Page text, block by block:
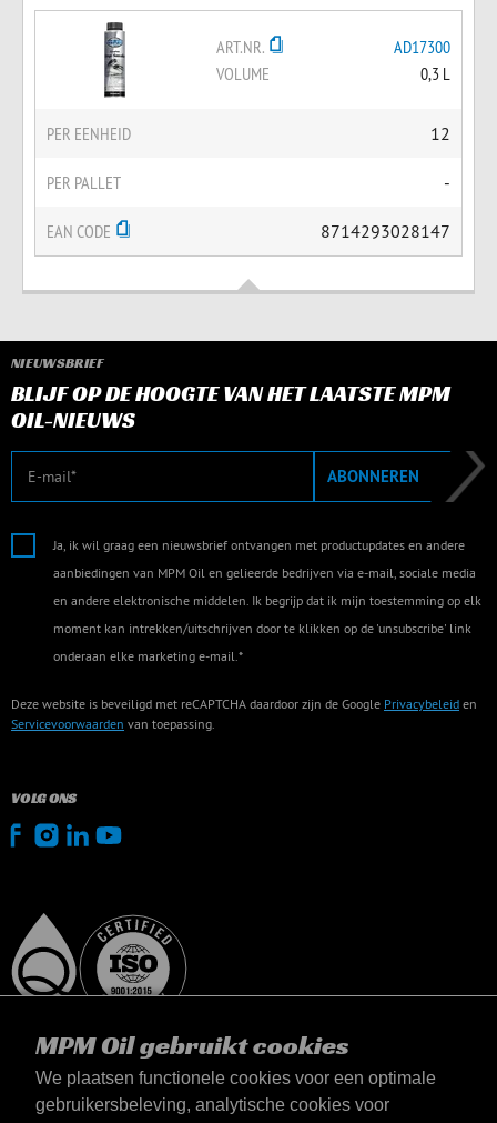
MPM Oil gebruikt cookies
We plaatsen functionele cookies voor een optimale
gebruikersbeleving, analytische cookies voor
ART.NR.
AD17300
VOLUME
0,3 L
PER EENHEID 12
PER PALLET -
EAN CODE 8714293028147
NIEUWSBRIEF
BLIJF OP DE HOOGTE VAN HET LAATSTE MPM
OIL-NIEUWS
E-mail ABONNEREN
Ja, ik wil graag een nieuwsbrief ontvangen met productupdates en andere
aanbiedingen van MPM Oil en gelieerde bedrijven via e-mail, sociale media
en andere elektronische middelen. Ik begrijp dat ik mijn toestemming op elk
moment kan intrekken/uitschrijven door te klikken op de 'unsubscribe' link
onderaan elke marketing e-mail.*
Deze website is beveiligd met reCAPTCHA daardoor zijn de Google Privacybeleid en
Servicevoorwaarden van toepassing.
VOLG ONS